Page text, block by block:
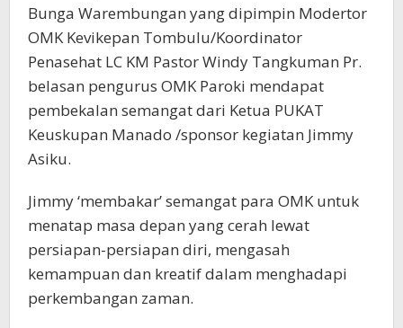
Bunga Warembungan yang dipimpin Modertor
OMK Kevikepan Tombulu/Koordinator
Penasehat LC KM Pastor Windy Tangkuman Pr.
belasan pengurus OMK Paroki mendapat
pembekalan semangat dari Ketua PUKAT
Keuskupan Manado /sponsor kegiatan Jimmy
Asiku.
Jimmy ‘membakar’ semangat para OMK untuk
menatap masa depan yang cerah lewat
persiapan-persiapan diri, mengasah
kemampuan dan kreatif dalam menghadapi
perkembangan zaman.